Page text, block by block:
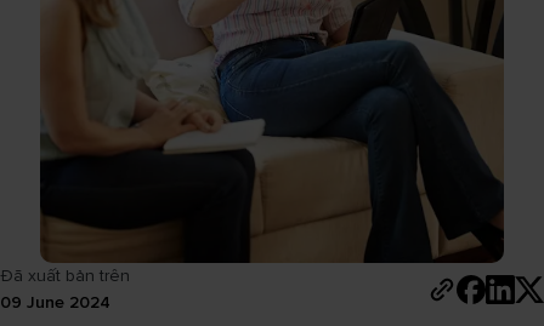
Đã xuất bản trên
09 June 2024